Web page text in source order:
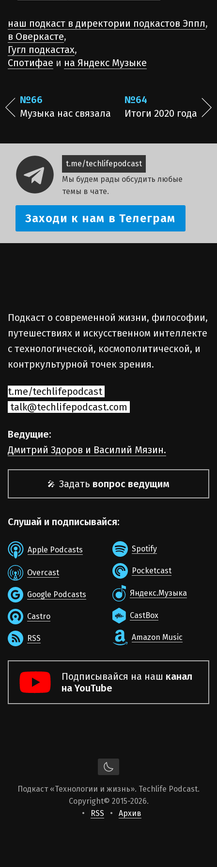
наш подкаст в директории подкастов Эппл,
в Оверкасте,
Гугл подкастах,
Спотифае и на Яндекс Музыке
№66
Музыка нас связала
№64
Итоги 2020 года
t.me/techlifepodcast
Мы будем рады обсудить любые
темы в чате.
Заходи к нам в Телеграм
Подкаст о современной жизни, философии,
путешествиях и искусственном интеллекте
с технологической, космополитической, и
контркультурной точек зрения.
t.me/techlifepodcast
talk@techlifepodcast.com
Ведущие:
Дмитрий Здоров и Василий Мязин.
🎤 Задать вопрос ведущим
Слушай и подписывайся:
Apple Podcasts
Overcast
Google Podcasts
Castro
RSS
Spotify
Pocketcast
Яндекс.Музыка
CastBox
Amazon Music
Подписывайся на наш канал
на YouTube
Подкаст «Технологии и жизнь». Techlife Podcast.
Copyright© 2015-2026.
RSS
Архив